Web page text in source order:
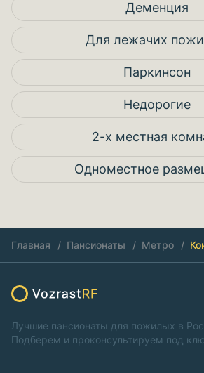
Деменция
Для лежачих
Паркинсон
Недорогие
2-х местная
Одноместное
Главная Пансионаты Метро
Лучшие пансионаты для пожилых в
Подберем и проконсультируем под